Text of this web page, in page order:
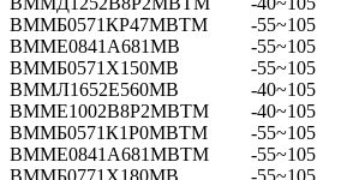
ВММБ0571КР47МВТМ
-55~105
ВММЕ0841А681МВ
-55~105
ВММБ0571Х150МВ
-55~105
ВММЛ1652Е560МВ
-40~105
ВММЕ1002В8Р2МВТМ
-40~105
ВММБ0571К1Р0МВТМ
-55~105
ВММЕ0841А681МВТМ
-55~105
ВММБ0771Х180МВ
-55~105